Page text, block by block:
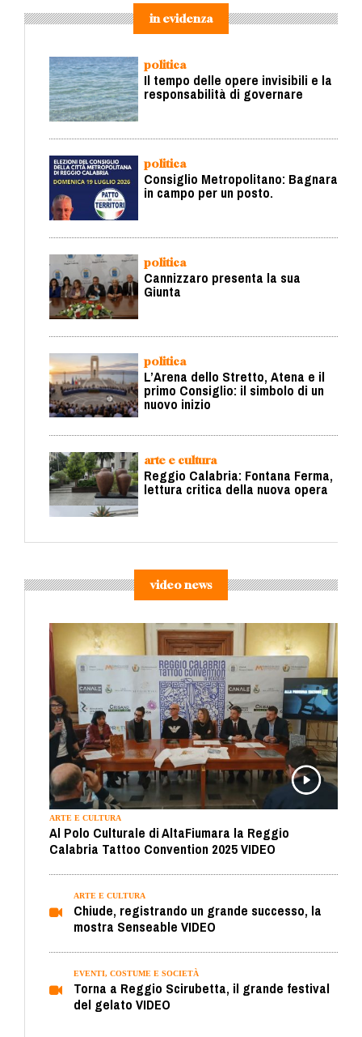
in evidenza
politica
Il tempo delle opere invisibili e la
responsabilità di governare
politica
Consiglio Metropolitano: Bagnara
in campo per un posto.
politica
Cannizzaro presenta la sua
Giunta
politica
L’Arena dello Stretto, Atena e il
primo Consiglio: il simbolo di un
nuovo inizio
arte e cultura
Reggio Calabria: Fontana Ferma,
lettura critica della nuova opera
video news
ARTE E CULTURA
Al Polo Culturale di AltaFiumara la Reggio
Calabria Tattoo Convention 2025 VIDEO
ARTE E CULTURA
Chiude, registrando un grande successo, la
mostra Senseable VIDEO
EVENTI, COSTUME E SOCIETÀ
Torna a Reggio Scirubetta, il grande festival
del gelato VIDEO